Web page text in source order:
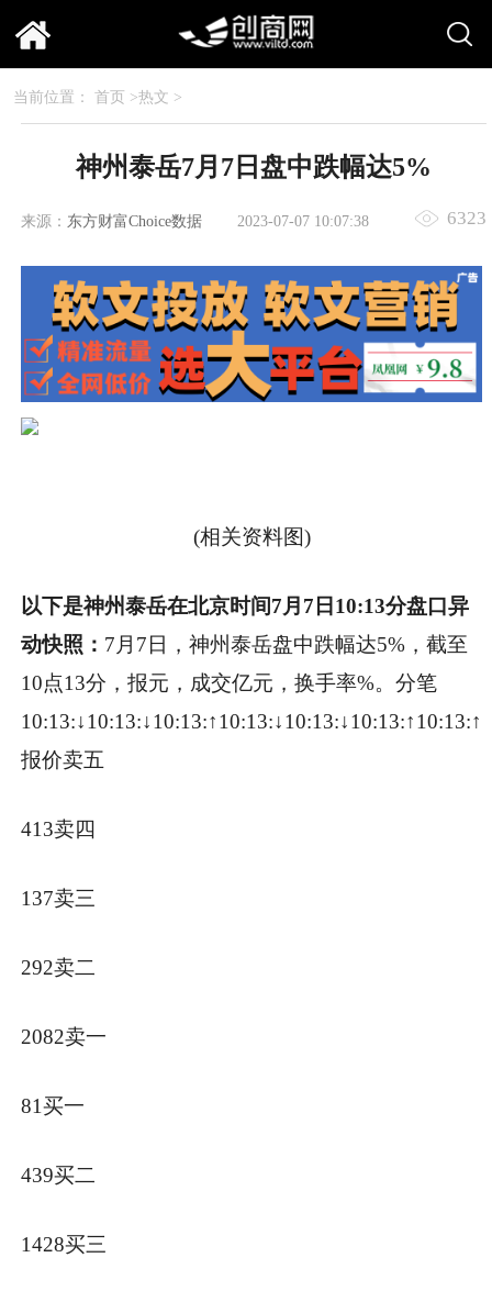
当前位置： 首页 >热文 >
神州泰岳7月7日盘中跌幅达5%
来源： 东方财富Choice数据 2023-07-07 10:07:38 6323
(相关资料图)
以下是神州泰岳在北京时间7月7日10:13分盘口异
动快照： 7月7日，神州泰岳盘中跌幅达5%，截至
10点13分，报元，成交亿元，换手率%。 分笔
报价卖五
413卖四
137卖三
292卖二
2082卖一
81买一
439买二
1428买三